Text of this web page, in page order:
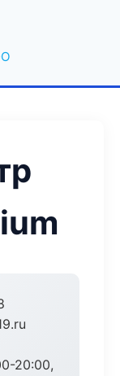
20:00,